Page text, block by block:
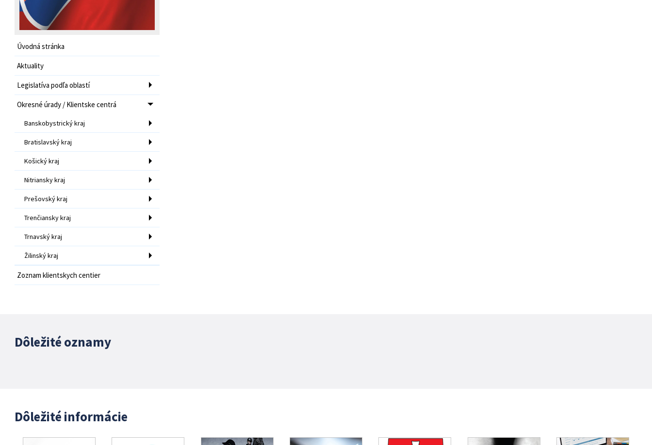
Úvodná stránka
Aktuality
Legislatíva podľa oblastí
Okresné úrady / Klientske centrá
Banskobystrický kraj
Bratislavský kraj
Košický kraj
Nitriansky kraj
Prešovský kraj
Trenčiansky kraj
Trnavský kraj
Žilinský kraj
Zoznam klientskych centier
Dôležité oznamy
Dôležité informácie